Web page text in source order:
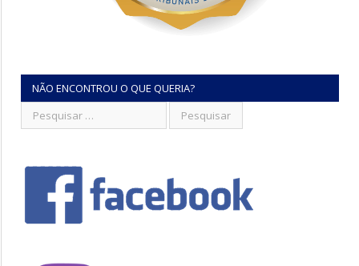
NÃO ENCONTROU O QUE QUERIA?